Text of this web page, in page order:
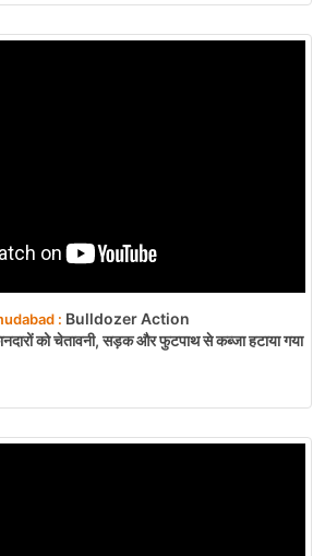
: Bulldozer Action
को चेतावनी, सड़क और फुटपाथ से कब्जा हटाया गया